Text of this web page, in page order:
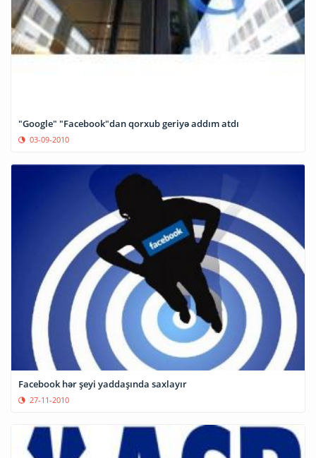
"Google" "Facebook"dan qorxub geriyə addım atdı
03-09-2010
Facebook hər şeyi yaddaşında saxlayır
27-11-2010